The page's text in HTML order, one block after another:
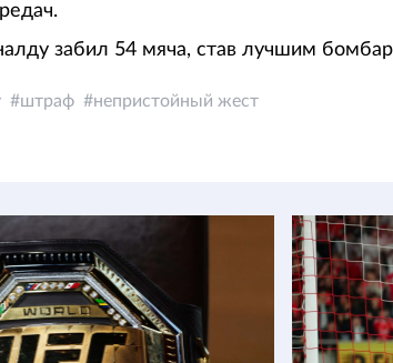
забил 54 мяча, став лучшим
штраф непристойный жест